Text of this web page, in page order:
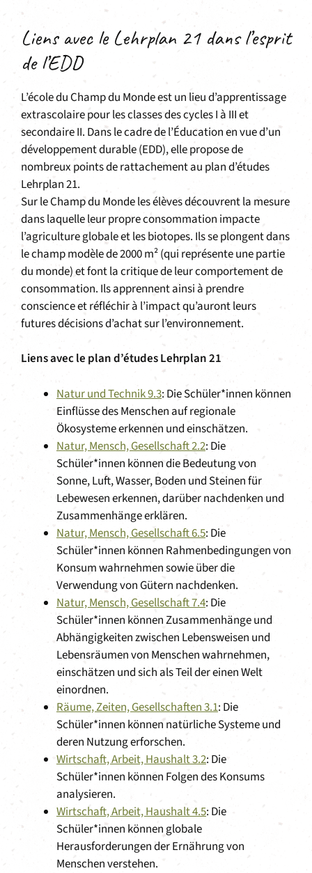
Liens avec le Lehrplan 21 dans l’esprit
de l’EDD
L’école du Champ du Monde est un lieu d’apprentissage
extrascolaire pour les classes des cycles I à III et
secondaire II. Dans le cadre de l’Éducation en vue d’un
développement durable (EDD), elle propose de
nombreux points de rattachement au plan d’études
Lehrplan 21.
Sur le Champ du Monde les élèves découvrent la mesure
dans laquelle leur propre consommation impacte
l’agriculture globale et les biotopes. Ils se plongent dans
le champ modèle de 2000 m² (qui représente une partie
du monde) et font la critique de leur comportement de
consommation. Ils apprennent ainsi à prendre
conscience et réfléchir à l’impact qu’auront leurs
futures décisions d’achat sur l’environnement.
Liens avec le plan d’études Lehrplan 21
Natur und Technik 9.3: Die Schüler*innen können
Einflüsse des Menschen auf regionale
Ökosysteme erkennen und einschätzen.
Natur, Mensch, Gesellschaft 2.2: Die
Schüler*innen können die Bedeutung von
Sonne, Luft, Wasser, Boden und Steinen für
Lebewesen erkennen, darüber nachdenken und
Zusammenhänge erklären.
Natur, Mensch, Gesellschaft 6.5: Die
Schüler*innen können Rahmenbedingungen von
Konsum wahrnehmen sowie über die
Verwendung von Gütern nachdenken.
Natur, Mensch, Gesellschaft 7.4: Die
Schüler*innen können Zusammenhänge und
Abhängigkeiten zwischen Lebensweisen und
Lebensräumen von Menschen wahrnehmen,
einschätzen und sich als Teil der einen Welt
einordnen.
Räume, Zeiten, Gesellschaften 3.1: Die
Schüler*innen können natürliche Systeme und
deren Nutzung erforschen.
Wirtschaft, Arbeit, Haushalt 3.2: Die
Schüler*innen können Folgen des Konsums
analysieren.
Wirtschaft, Arbeit, Haushalt 4.5: Die
Schüler*innen können globale
Herausforderungen der Ernährung von
Menschen verstehen.